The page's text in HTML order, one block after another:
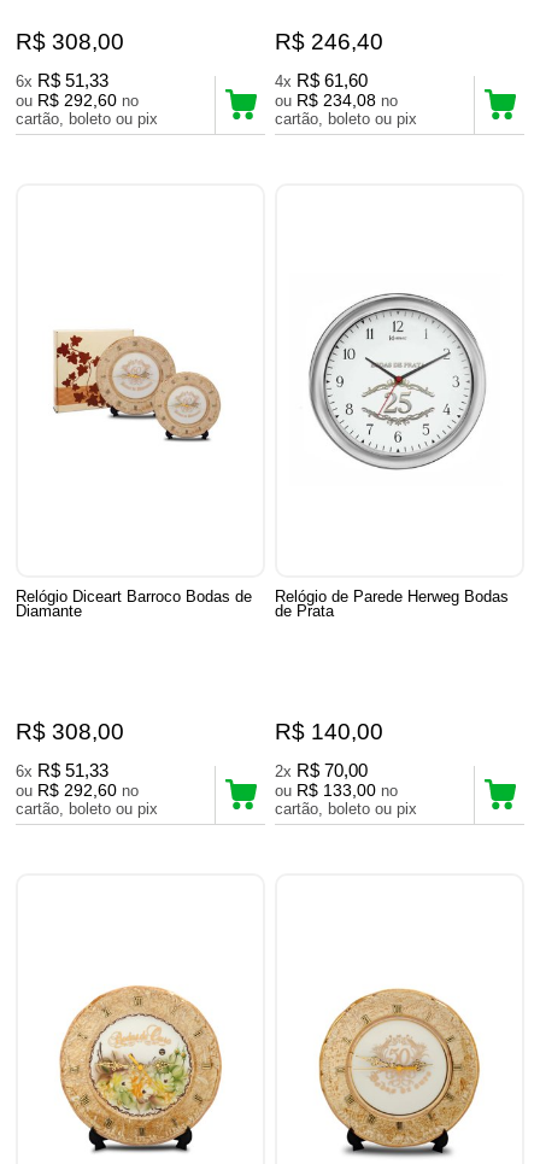
R$ 308,00
6x R$ 51,33
ou R$ 292,60 no
cartão, boleto ou pix
R$ 246,40
4x R$ 61,60
ou R$ 234,08 no
cartão, boleto ou pix
Relógio Diceart Barroco Bodas de
Diamante
R$ 308,00
6x R$ 51,33
ou R$ 292,60 no
cartão, boleto ou pix
Relógio de Parede Herweg Bodas
de Prata
R$ 140,00
2x R$ 70,00
ou R$ 133,00 no
cartão, boleto ou pix